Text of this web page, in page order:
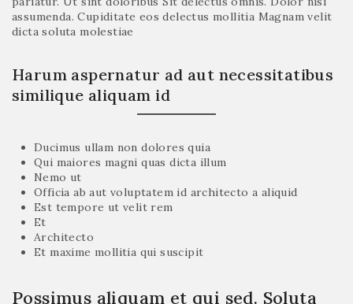
assumenda. Cupiditate eos delectus mollitia Magnam velit
dicta soluta molestiae
Harum aspernatur ad aut necessitatibus
similique aliquam id
Ducimus ullam non dolores quia
Qui maiores magni quas dicta illum
Nemo ut
Officia ab aut voluptatem id architecto a aliquid
Est tempore ut velit rem
Et
Architecto
Et maxime mollitia qui suscipit
Possimus aliquam et qui sed. Soluta